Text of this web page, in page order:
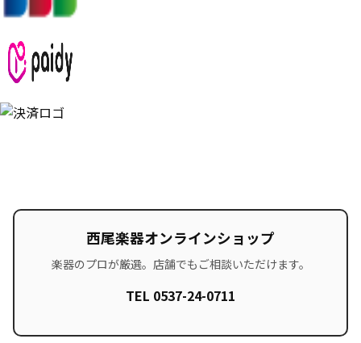
西尾楽器オンラインショップ
楽器のプロが厳選。店舗でもご相談いただけます。
TEL 0537-24-0711